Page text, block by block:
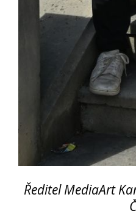
DofE
Sekce TEV
Podcast Future On
O škole
Ředitel MediaArt